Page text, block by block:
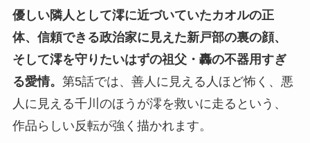
優しい隣人として澪に近づいていたカオルの正
体、信頼できる政治家に見えた新戸部の裏の顔、
そして澪を守りたいはずの祖父・轟の不器用すぎ
る愛情。 第5話では、善人に見える人ほど怖く、悪
人に見える千川のほうが澪を救いに走るという、
作品らしい反転が強く描かれます。